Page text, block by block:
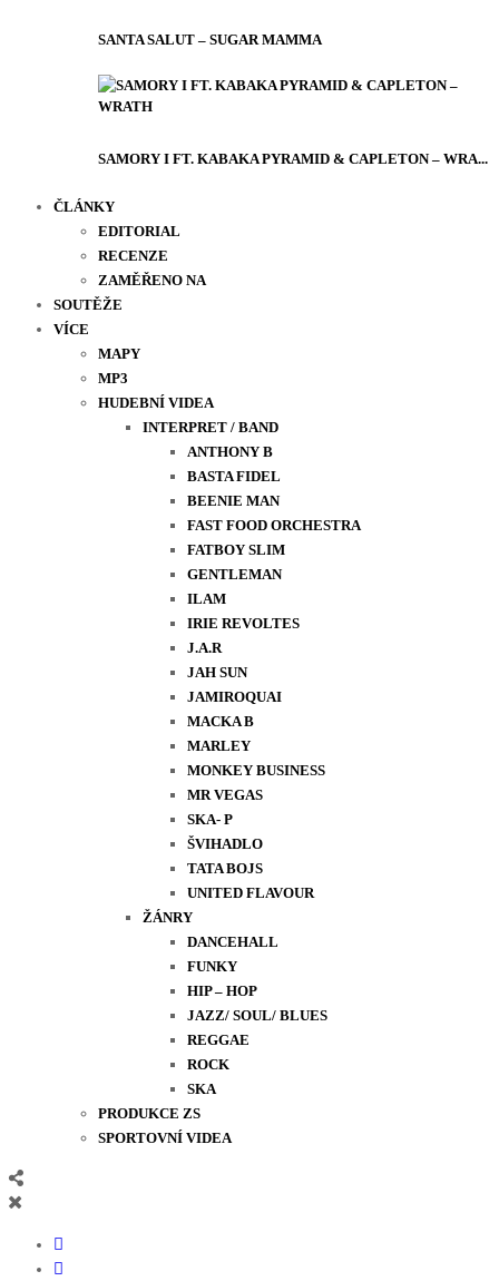
SANTA SALUT – SUGAR MAMMA
SAMORY I FT. KABAKA PYRAMID & CAPLETON – WRA...
ČLÁNKY
EDITORIAL
RECENZE
ZAMĚŘENO NA
SOUTĚŽE
VÍCE
MAPY
MP3
HUDEBNÍ VIDEA
INTERPRET / BAND
ANTHONY B
BASTA FIDEL
BEENIE MAN
FAST FOOD ORCHESTRA
FATBOY SLIM
GENTLEMAN
ILAM
IRIE REVOLTES
J.A.R
JAH SUN
JAMIROQUAI
MACKA B
MARLEY
MONKEY BUSINESS
MR VEGAS
SKA- P
ŠVIHADLO
TATA BOJS
UNITED FLAVOUR
ŽÁNRY
DANCEHALL
FUNKY
HIP – HOP
JAZZ/ SOUL/ BLUES
REGGAE
ROCK
SKA
PRODUKCE ZS
SPORTOVNÍ VIDEA